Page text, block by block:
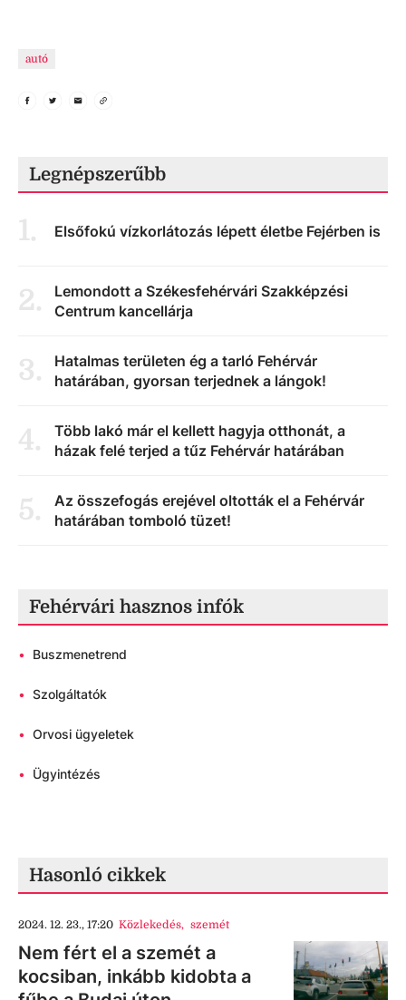
autó
Legnépszerűbb
1. Elsőfokú vízkorlátozás lépett életbe Fejérben is
2.
Lemondott a Székesfehérvári Szakképzési
Centrum kancellárja
3.
Hatalmas területen ég a tarló Fehérvár
határában, gyorsan terjednek a lángok!
4.
Több lakó már el kellett hagyja otthonát, a
házak felé terjed a tűz Fehérvár határában
5.
Az összefogás erejével oltották el a Fehérvár
határában tomboló tüzet!
Fehérvári hasznos infók
• Buszmenetrend
• Szolgáltatók
• Orvosi ügyeletek
• Ügyintézés
Hasonló cikkek
2024. 12. 23., 17:20 Közlekedés, szemét
Nem fért el a szemét a
kocsiban, inkább kidobta a